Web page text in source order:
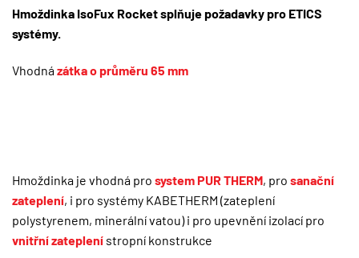
Hmoždinka IsoFux Rocket splňuje požadavky pro ETICS
systémy.
Vhodnázátka o průměru 65 mm
Hmoždinka je vhodná pro system PUR THERM, pro sanační
zateplení, i pro systémy KABETHERM (zateplení
polystyrenem, minerální vatou) i pro upevnění izolací pro
vnitřní zateplení stropní konstrukce